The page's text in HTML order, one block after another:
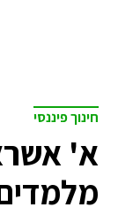
חינוך פיננסי
א'